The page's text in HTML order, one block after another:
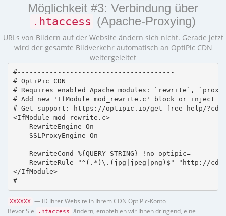
Möglichkeit #3: Verbindung über
.htaccess (Apache-Proxying)
URLs von Bildern auf der Website ändern sich nicht. Gerade jetzt
wird der gesamte Bildverkehr automatisch an OptiPic CDN
weitergeleitet
#---------------------------------------
# OptiPic CDN
# Requires enabled Apache modules: `rewrite`,
# Add new 'IfModule mod_rewrite.c' block or inject
# Get support: https://optipic.io/get-free-help/
<IfModule mod_rewrite.c>
    RewriteEngine On
    SSLProxyEngine On
    RewriteCond %{QUERY_STRING} !no_optipic=
RewriteRule "^(.*)\.(jpg|jpeg|png)$" "http://
</IfModule>
#----------------------------------------
XXXXXX
— ID Ihrer Website in Ihrem CDN OptiPic-Konto
Bevor Sie
.htaccess
ändern, empfehlen wir Ihnen dringend, eine